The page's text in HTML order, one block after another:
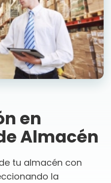
en
Almacén
tu almacén con
la